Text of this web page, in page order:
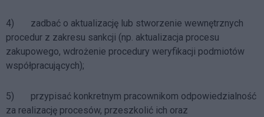
4) zadbać o aktualizację lub stworzenie wewnętrznych
procedur z zakresu sankcji (np. aktualizacja procesu
zakupowego, wdrożenie procedury weryfikacji podmiotów
współpracujących);
5) przypisać konkretnym pracownikom odpowiedzialność
za realizację procesów, przeszkolić ich oraz